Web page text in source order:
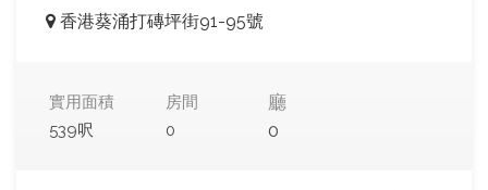
香港葵涌打磚坪街91-95號
實用面積
539呎
房間
0
廳
0